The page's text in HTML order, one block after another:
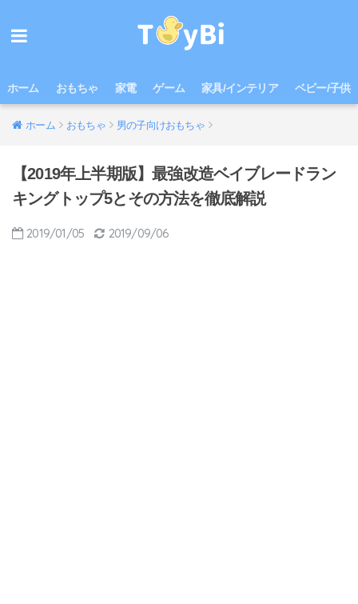
ホーム おもちゃ 家電 ゲーム 家具/インテリア ベビー/子供
ホーム おもちゃ 男の子向けおもちゃ
【2019年上半期版】最強改造ベイブレードラン
キングトップ5とその方法を徹底解説
2019/01/05 2019/09/06